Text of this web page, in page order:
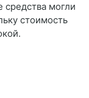
могли
стоимость